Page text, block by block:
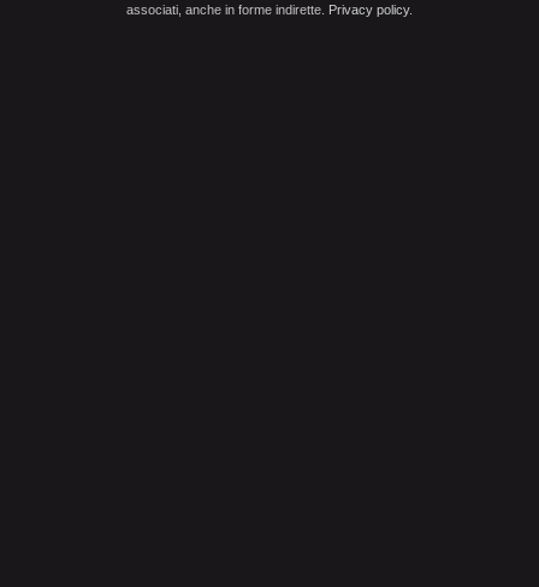
associati, anche in forme indirette. Privacy policy.